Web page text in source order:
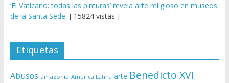
‘El Vaticano: todas las pinturas’ revela arte religioso en museos
de la Santa Sede [ 15824 vistas ]
Etiquetas
Abusos amazonía América Latina arte Benedicto XVI